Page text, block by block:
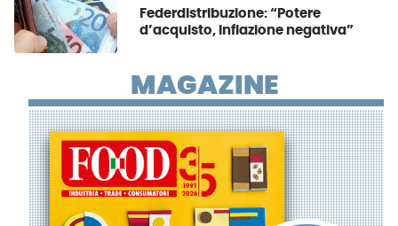
Federdistribuzione: “Potere
d’acquisto, inflazione negativa”
MAGAZINE